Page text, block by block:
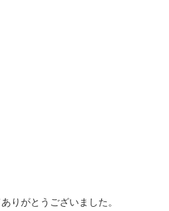
りがとうございました。